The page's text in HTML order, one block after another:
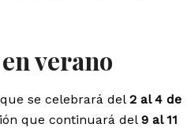
verano
se celebrará del 2 al 4 de
que continuará del 9 al 11